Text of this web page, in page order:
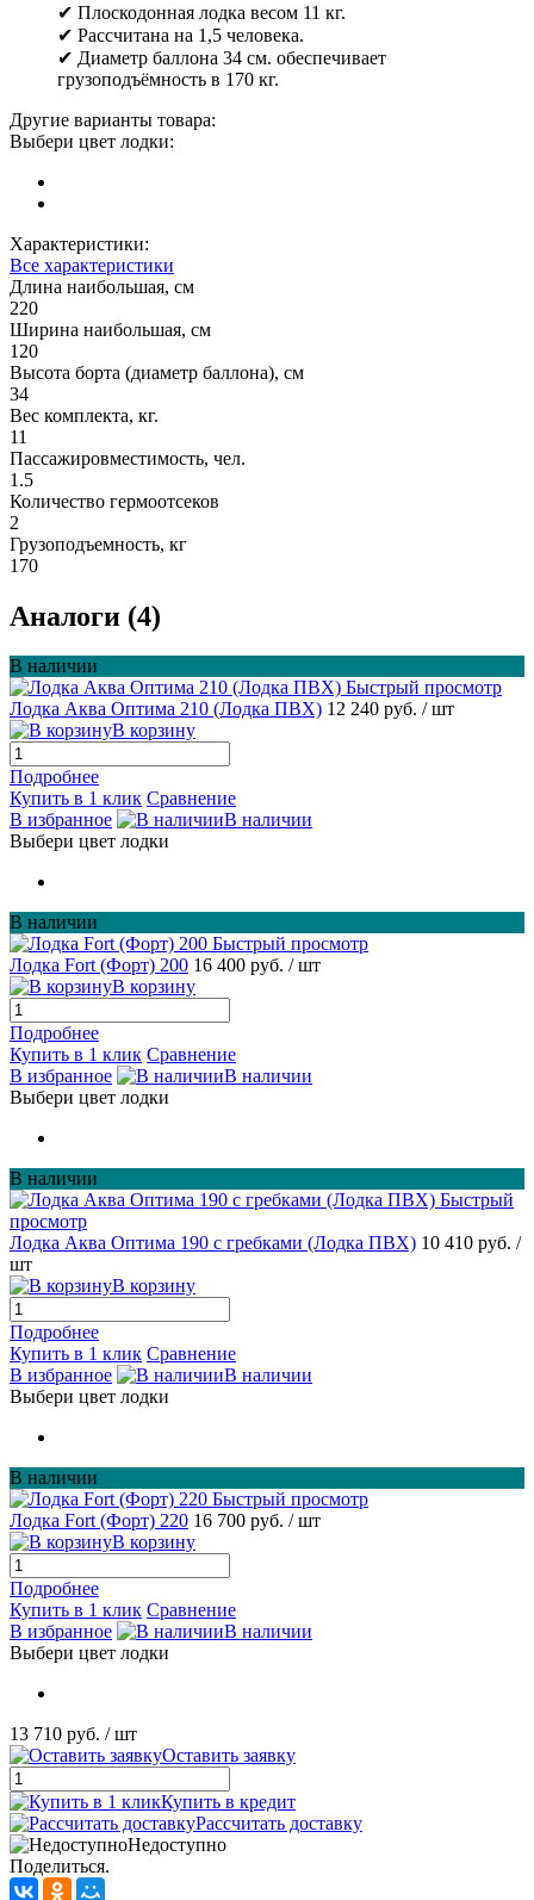
✔ Плоскодонная лодка весом 11 кг.
✔ Рассчитана на 1,5 человека.
✔ Диаметр баллона 34 см. обеспечивает
грузоподъёмность в 170 кг.
Другие варианты товара:
Выбери цвет лодки:
Характеристики:
Все характеристики
Длина наибольшая, см
220
Ширина наибольшая, см
120
Высота борта (диаметр баллона), см
34
Вес комплекта, кг.
11
Пассажировместимость, чел.
1.5
Количество гермоотсеков
2
Грузоподъемность, кг
170
Аналоги (4)
В наличии
Быстрый просмотр
Лодка Аква Оптима 210 (Лодка ПВХ) 12 240 руб. / шт
В корзину
Подробнее
Купить в 1 клик Сравнение
В избранное
В наличии
Выбери цвет лодки
В наличии
Быстрый просмотр
Лодка Fort (Форт) 200 16 400 руб. / шт
В корзину
Подробнее
Купить в 1 клик Сравнение
В избранное
В наличии
Выбери цвет лодки
В наличии
Быстрый
просмотр
Лодка Аква Оптима 190 с гребками (Лодка ПВХ) 10 410 руб. /
шт
В корзину
Подробнее
Купить в 1 клик Сравнение
В избранное
В наличии
Выбери цвет лодки
В наличии
Быстрый просмотр
Лодка Fort (Форт) 220 16 700 руб. / шт
В корзину
Подробнее
Купить в 1 клик Сравнение
В избранное
В наличии
Выбери цвет лодки
13 710 руб. / шт
Оставить заявку
Купить в кредит
Рассчитать доставку
Недоступно
Поделиться.